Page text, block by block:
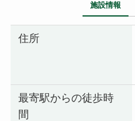
施設情報
住所
最寄駅からの徒歩時
間